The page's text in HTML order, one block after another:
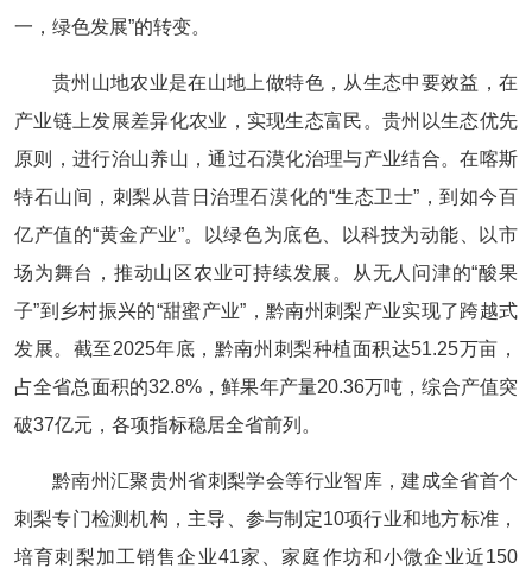
一，绿色发展”的转变。
贵州山地农业是在山地上做特色，从生态中要效益，在
产业链上发展差异化农业，实现生态富民。贵州以生态优先
原则，进行治山养山，通过石漠化治理与产业结合。在喀斯
特石山间，刺梨从昔日治理石漠化的“生态卫士”，到如今百
亿产值的“黄金产业”。以绿色为底色、以科技为动能、以市
场为舞台，推动山区农业可持续发展。从无人问津的“酸果
子”到乡村振兴的“甜蜜产业”，黔南州刺梨产业实现了跨越式
发展。截至2025年底，黔南州刺梨种植面积达51.25万亩，
占全省总面积的32.8%，鲜果年产量20.36万吨，综合产值突
破37亿元，各项指标稳居全省前列。
黔南州汇聚贵州省刺梨学会等行业智库，建成全省首个
刺梨专门检测机构，主导、参与制定10项行业和地方标准，
培育刺梨加工销售企业41家、家庭作坊和小微企业近150